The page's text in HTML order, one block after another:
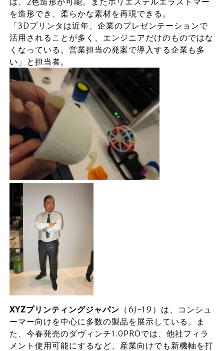
を造形でき、柔らかな素材を再現できる。
「3Dプリンタは近年、企業のプレゼンテーションで
活用されることが多く、エンジニアだけのものではな
くなっている。営業担当の発案で導入する企業も多
い」と担当者。
XYZプリンティングジャパン （6J-19）は、コンシュ
ーマー向けを中心に多数の製品を展示している。ま
た、今春発売のダヴィンチ1.0PROでは、他社フィラ
メント使用可能にするなど、産業向けでも新機軸を打